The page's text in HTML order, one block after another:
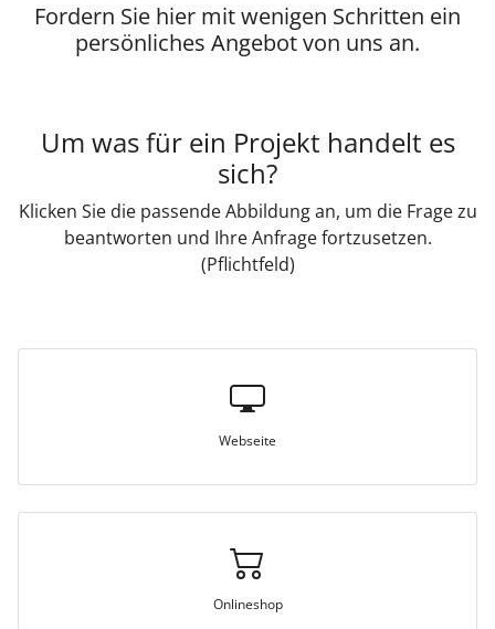
Fordern Sie hier mit wenigen Schritten ein
persönliches Angebot von uns an.
Um was für ein Projekt handelt es
sich?
Klicken Sie die passende Abbildung an, um die Frage zu
beantworten und Ihre Anfrage fortzusetzen.
(Pflichtfeld)
Webseite
Onlineshop